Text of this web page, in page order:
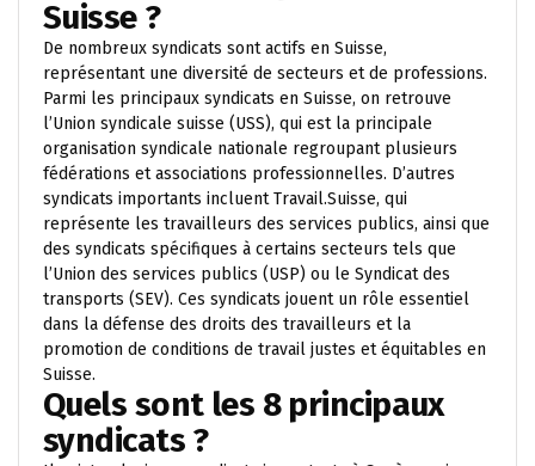
Suisse ?
De nombreux syndicats sont actifs en Suisse,
représentant une diversité de secteurs et de professions.
Parmi les principaux syndicats en Suisse, on retrouve
l’Union syndicale suisse (USS), qui est la principale
organisation syndicale nationale regroupant plusieurs
fédérations et associations professionnelles. D’autres
syndicats importants incluent Travail.Suisse, qui
représente les travailleurs des services publics, ainsi que
des syndicats spécifiques à certains secteurs tels que
l’Union des services publics (USP) ou le Syndicat des
transports (SEV). Ces syndicats jouent un rôle essentiel
dans la défense des droits des travailleurs et la
promotion de conditions de travail justes et équitables en
Suisse.
Quels sont les 8 principaux
syndicats ?